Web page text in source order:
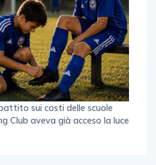
sui costi delle scuole
Club aveva già acceso la luce